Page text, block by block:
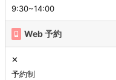
9:30~14:00
Web 予約
✕
予約制